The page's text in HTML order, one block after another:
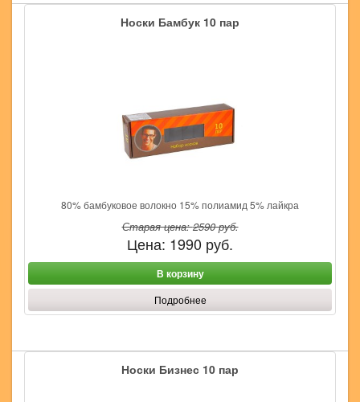
Носки Бамбук 10 пар
80% бамбуковое волокно 15% полиамид 5% лайкра
Старая цена:2590руб.
Цена: 1990 руб.
В корзину
Подробнее
Носки Бизнес 10 пар